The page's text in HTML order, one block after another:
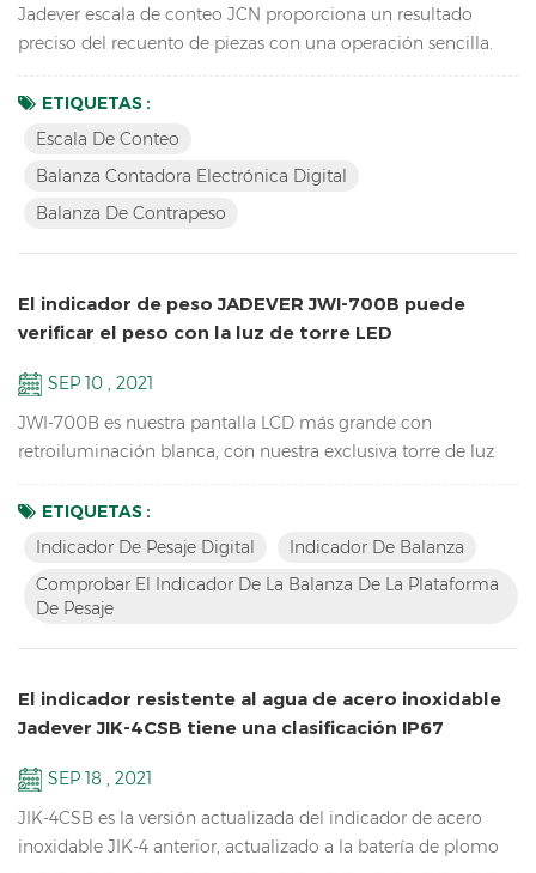
Jadever escala de conteo JCN proporciona un resultado
preciso del recuento de piezas con una operación sencilla.
rango de peso y ayudar a empaquetar rápidamente los
productos que vende. también puede enviar los datos de
Características: Inventario Escala de conteo de piezas
digitales ； L...
ETIQUETAS :
Escala De Conteo
Balanza Contadora Electrónica Digital
Balanza De Contrapeso
El indicador de peso JADEVER JWI-700B puede
verificar el peso con la luz de torre LED
SEP 10 , 2021
JWI-700B es nuestra pantalla LCD más grande con
retroiluminación blanca, con nuestra exclusiva torre de luz
verificación de peso HI LO OK para ayudarlo a empacar
rápidamente sus productos. Características Mayor inventario
plataforma de pesaje Resolución de hasta 1/15000 Diseño de
contorno a...
ETIQUETAS :
Indicador De Pesaje Digital
Indicador De Balanza
Comprobar El Indicador De La Balanza De La Plataforma
De Pesaje
El indicador resistente al agua de acero inoxidable
Jadever JIK-4CSB tiene una clasificación IP67
SEP 18 , 2021
JIK-4CSB es la versión actualizada del indicador de acero
inoxidable JIK-4 anterior, actualizado a la batería de plomo